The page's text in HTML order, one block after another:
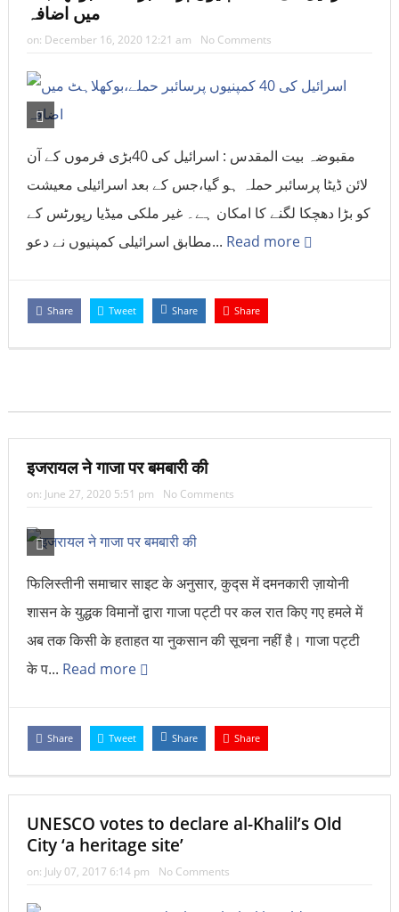
میں اضافہ
on: December 16, 2020 12:21 am No Comments
مقبوضہ بیت المقدس : اسرائیل کی 40بڑی فرموں کے آن
لائن ڈیٹا پرسائبر حملہ ہو گیا،جس کے بعد اسرائیلی معیشت
کو بڑا دھچکا لگنے کا امکان ہے۔ غیر ملکی میڈیا رپورٹس کے
مطابق اسرائیلی کمپنیوں نے دعو... Read more
Share Tweet Share Share
इजरायल ने गाजा पर बमबारी की
on: June 27, 2020 5:51 pm No Comments
फिलिस्तीनी समाचार साइट के अनुसार, कुद्स में दमनकारी ज़ायोनी
शासन के युद्धक विमानों द्वारा गाजा पट्टी पर कल रात किए गए हमले में
अब तक किसी के हताहत या नुकसान की सूचना नहीं है। गाजा पट्टी
के प... Read more
Share Tweet Share Share
UNESCO votes to declare al-Khalil’s Old
City ‘a heritage site’
on: July 07, 2017 6:14 pm No Comments